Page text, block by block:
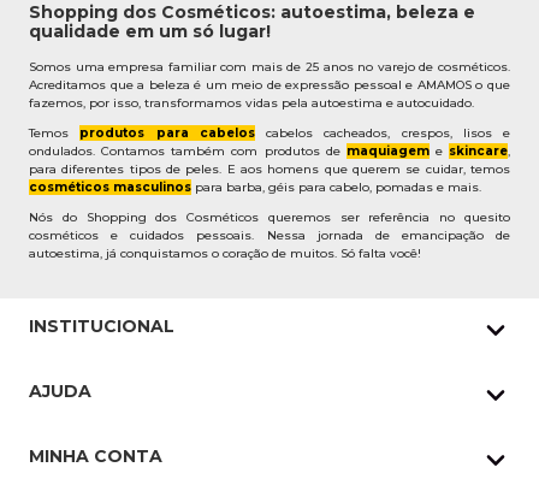
Shopping dos Cosméticos: autoestima, beleza e
qualidade em um só lugar!
Somos uma empresa familiar com mais de 25 anos no varejo de cosméticos.
Acreditamos que a beleza é um meio de expressão pessoal e AMAMOS o que
fazemos, por isso, transformamos vidas pela autoestima e autocuidado.
Temos produtos para cabeloscabelos cacheados, crespos, lisos e
ondulados. Contamos também com produtos de maquiageme skincare,
para diferentes tipos de peles. E aos homens que querem se cuidar, temos
cosméticos masculinos para barba, géis para cabelo, pomadas e mais.
Nós do Shopping dos Cosméticos queremos ser referência no quesito
cosméticos e cuidados pessoais. Nessa jornada de emancipação de
autoestima, já conquistamos o coração de muitos. Só falta você!
INSTITUCIONAL
Pedidos Whatsapp
AJUDA
MINHA CONTA